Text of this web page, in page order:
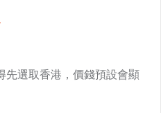
先選取香港，價錢預設會顯